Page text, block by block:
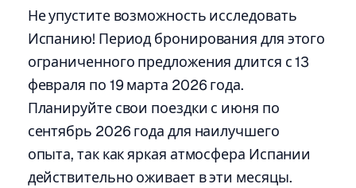
Не упустите возможность исследовать
Испанию! Период бронирования для этого
ограниченного предложения длится с 13
февраля по 19 марта 2026 года.
Планируйте свои поездки с июня по
сентябрь 2026 года для наилучшего
опыта, так как яркая атмосфера Испании
действительно оживает в эти месяцы.